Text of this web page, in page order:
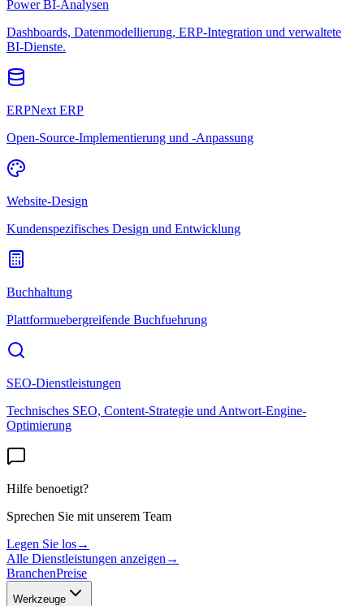
Power BI-Analysen
Dashboards, Datenmodellierung, ERP-Integration und verwaltete
BI-Dienste.
ERPNext ERP
Open-Source-Implementierung und -Anpassung
Website-Design
Kundenspezifisches Design und Entwicklung
Buchhaltung
Plattformuebergreifende Buchfuehrung
SEO-Dienstleistungen
Technisches SEO, Content-Strategie und Antwort-Engine-
Optimierung
Hilfe benoetigt?
Sprechen Sie mit unserem Team
Legen Sie los→
Alle Dienstleistungen anzeigen →
BranchenPreise
Werkzeuge